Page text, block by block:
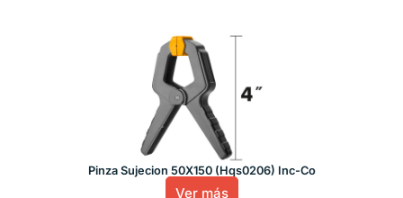
Pinza Sujecion 50X150 (Hqs0206) Inc-Co
Ver más